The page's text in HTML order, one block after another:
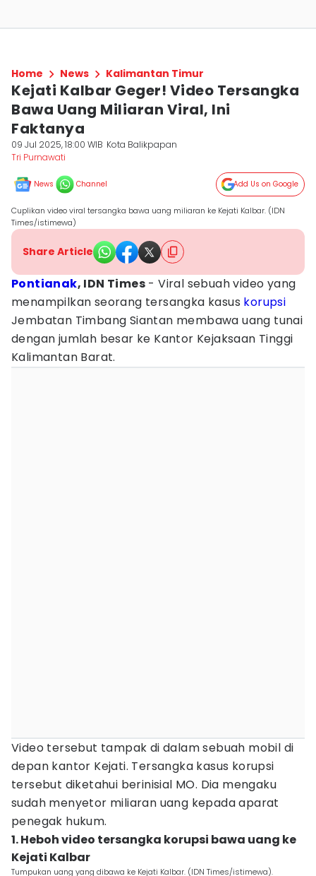
Home News Kalimantan Timur
Kejati Kalbar Geger! Video Tersangka
Bawa Uang Miliaran Viral, Ini
Faktanya
09 Jul 2025, 18:00 WIB Kota Balikpapan
Tri Purnawati
News Channel Add Us on Google
Cuplikan video viral tersangka bawa uang miliaran ke Kejati Kalbar. (IDN
Times/istimewa)
Share Article
Pontianak, IDN Times - Viral sebuah video yang
menampilkan seorang tersangka kasus korupsi
Jembatan Timbang Siantan membawa uang tunai
dengan jumlah besar ke Kantor Kejaksaan Tinggi
Kalimantan Barat.
Video tersebut tampak di dalam sebuah mobil di
depan kantor Kejati. Tersangka kasus korupsi
tersebut diketahui berinisial MO. Dia mengaku
sudah menyetor miliaran uang kepada aparat
penegak hukum.
1. Heboh video tersangka korupsi bawa uang ke
Kejati Kalbar
Tumpukan uang yang dibawa ke Kejati Kalbar. (IDN Times/istimewa).